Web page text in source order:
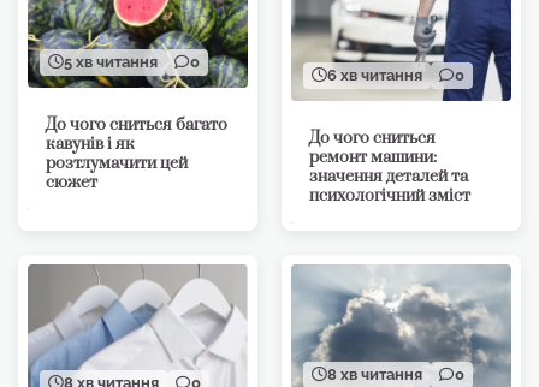
5 хв читання 0
До чого сниться багато
кавунів і як
розтлумачити цей
сюжет
6 хв читання 0
До чого сниться
ремонт машини:
значення деталей та
психологічний зміст
8 хв читання 0 8 хв читання 0